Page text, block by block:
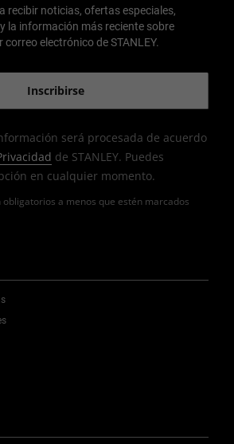
obligatorios a menos que estén marcados
recibir noticias, ofertas especiales,
la información más reciente sobre
electrónico de STANLEY.
será procesada de acuerdo
de STANLEY. Puedes
en cualquier momento.